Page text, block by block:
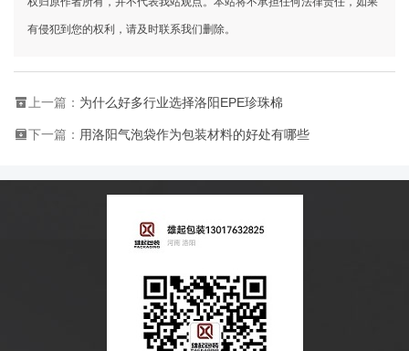
有侵犯到您的权利，请及时联系我们删除。
上一篇： 为什么好多行业选择洛阳EPE珍珠棉
下一篇： 用洛阳气泡袋作为包装材料的好处有哪些